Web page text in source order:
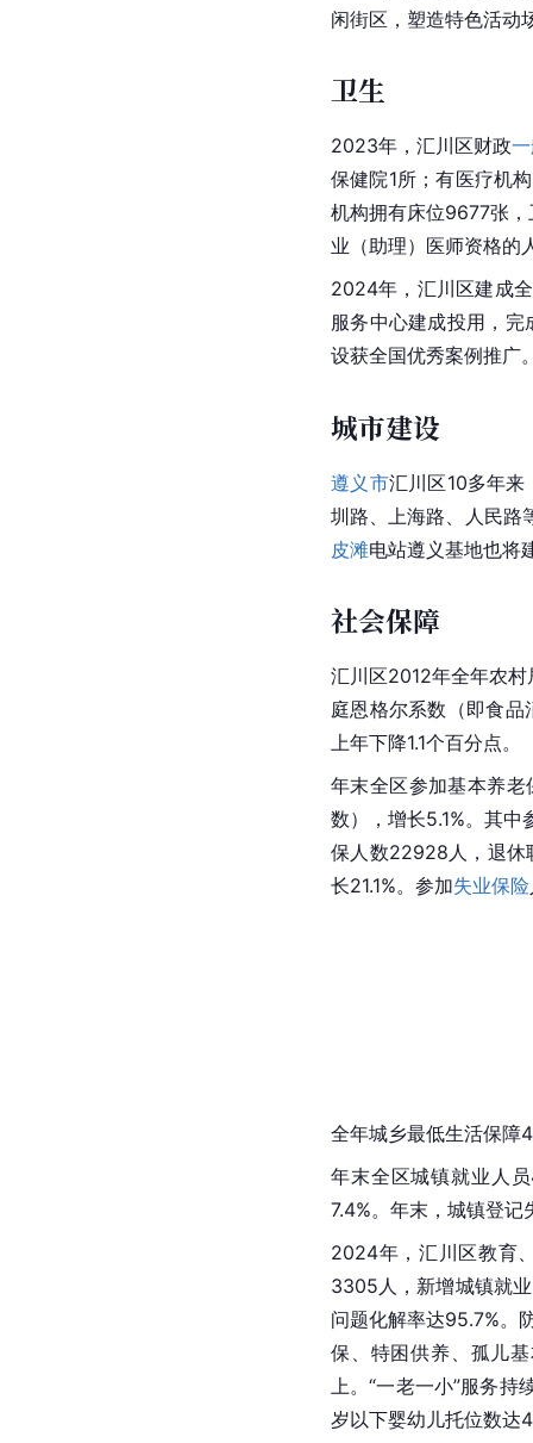
闲街区，塑造特色活动
卫生
2023年，汇川区财政
保健院1所；有医疗机
机构拥有床位9677张
业（助理）医师资格的
2024年，汇川区建成
服务中心建成投用，
设获全国优秀案例推广
城市建设
遵义市汇川区10多年
圳路、
上海路 、人民
皮滩电站遵义基地也将
社会保障
汇川区2012年全年农
庭恩格尔系数（即食品
上年下降1.1个百分点。
年末全区参加基本养
数），增长5.1%。其
保人数22928人，退休
长21.1%。参加失业保险
全年城乡最低生活保障
年末全区城镇就业人
7.4%。年末，城镇登
2024年，汇川区教育
3305人，新增城镇就
问题化解率达95.7%。
保、特困供养、孤儿
上。“一老一小”服务
岁以下婴幼儿托位数达